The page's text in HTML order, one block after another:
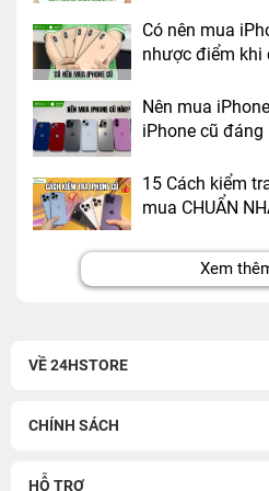
Rừng Thông, Bạc, Vàng
Dương Sierraphù hợp với
máy cao cấp đểchơi
12 cũvà12 Mini cũ
bản, thích các màu
Dương, Xanh Lá,...
Mục Lục
Có nên mua
nhược điểm khi
Nên mua
iPhone cũ
15 Cách kiểm
mua CHUẨN
Xem
VỀ 24HSTORE
CHÍNH SÁCH
HỖ TRỢ